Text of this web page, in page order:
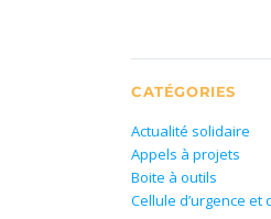
CATÉGORIES
Actualité solidaire
Appels à projets
Boite à outils
Cellule d’urgence